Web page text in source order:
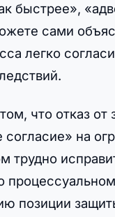
быстрее»,
сами
легко
что отказ от
на
трудно
позиции